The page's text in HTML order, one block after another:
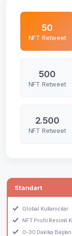
50
NFT Retweet
500
NFT Retweet
2.500
NFT Retweet
Standart
Global Kullanıcılar
NFT Profil Resimli
0-30 Dakika